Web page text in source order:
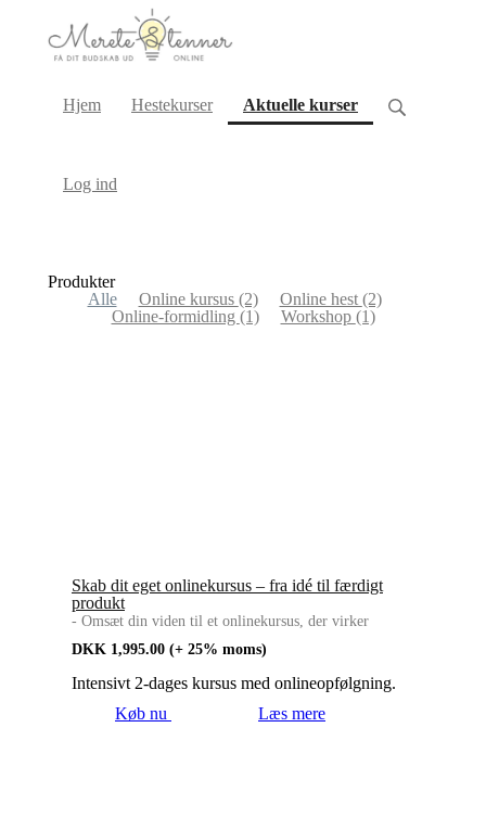
Hjem Hestekurser Aktuelle kurser(current)
Log ind
Produkter
Alle
Online kursus (2) Online hest(2)
Online-formidling (1) Workshop (1)
Skab dit eget onlinekursus – fra idé til færdigt
produkt
- Omsæt din viden til et onlinekursus, der virker
DKK 1,995.00 (+ 25% moms)
Intensivt 2‑dages kursus med onlineopfølgning.
Køb nu
Læs mere